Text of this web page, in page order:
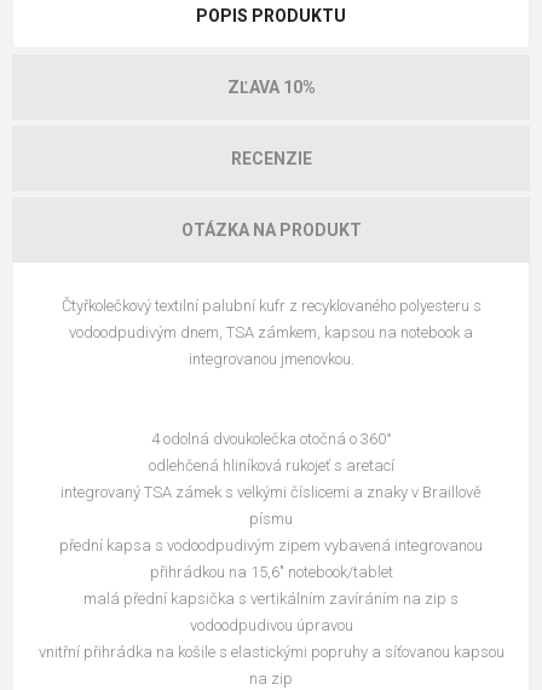
POPIS PRODUKTU
ZĽAVA 10%
RECENZIE
OTÁZKA NA PRODUKT
Čtyřkolečkový textilní palubní kufr z recyklovaného polyesteru s
vodoodpudivým dnem, TSA zámkem, kapsou na notebook a
integrovanou jmenovkou.
4 odolná dvoukolečka otočná o 360°
odlehčená hliníková rukojeť s aretací
integrovaný TSA zámek s velkými číslicemi a znaky v Braillově
písmu
přední kapsa s vodoodpudivým zipem vybavená integrovanou
přihrádkou na 15,6" notebook/tablet
malá přední kapsička s vertikálním zavíráním na zip s
vodoodpudivou úpravou
vnitřní přihrádka na košile s elastickými popruhy a síťovanou kapsou
na zip